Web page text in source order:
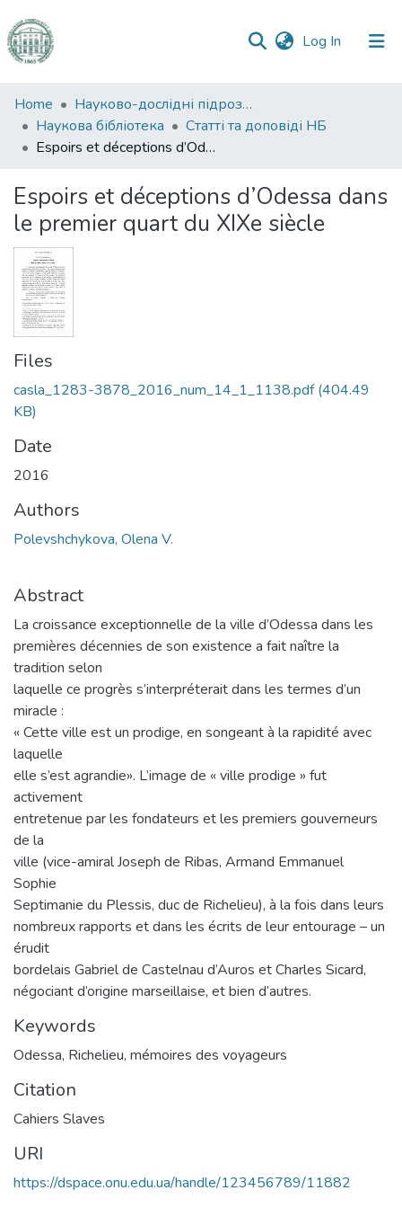
Log In (current)
Communities
&
Collections
Statistics
Home
Науково-дослідні підрозділи
Наукова бібліотека
Статті та доповіді НБ
Espoirs et déceptions d’Odessa dans le premier quart du XIXe siècle
Espoirs et déceptions d’Odessa dans
le premier quart du XIXe siècle
Files
casla_1283-3878_2016_num_14_1_1138.pdf(404.49
KB)
Date
2016
Authors
Polevshchykova, Olena V.
Abstract
La croissance exceptionnelle de la ville d’Odessa dans les
premières décennies de son existence a fait naître la
tradition selon
laquelle ce progrès s’interpréterait dans les termes d’un
miracle :
« Cette ville est un prodige, en songeant à la rapidité avec
laquelle
elle s’est agrandie». L’image de « ville prodige » fut
activement
entretenue par les fondateurs et les premiers gouverneurs
de la
ville (vice-amiral Joseph de Ribas, Armand Emmanuel
Sophie
Septimanie du Plessis, duc de Richelieu), à la fois dans leurs
nombreux rapports et dans les écrits de leur entourage – un
érudit
bordelais Gabriel de Castelnau d’Auros et Charles Sicard,
négociant d’origine marseillaise, et bien d’autres.
Keywords
Odessa, Richelieu, mémoires des voyageurs
Citation
Сahiers Slaves
URI
https://dspace.onu.edu.ua/handle/123456789/11882